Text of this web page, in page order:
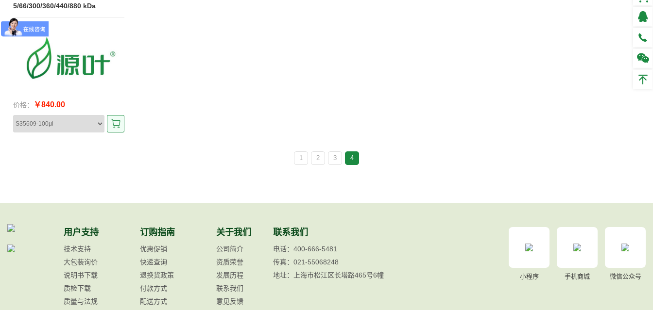
5/66/300/360/440/880 kDa
价格： ￥840.00
1 2 3 4
用户支持
技术支持
大包装询价
说明书下载
质检下载
质量与法规
订购指南
优惠促销
快递查询
退换货政策
付款方式
配送方式
关于我们
公司简介
资质荣誉
发展历程
联系我们
意见反馈
联系我们
电话：400-666-5481
传真：021-55068248
地址：上海市松江区长塔路465号6幢
小程序 手机商城 微信公众号